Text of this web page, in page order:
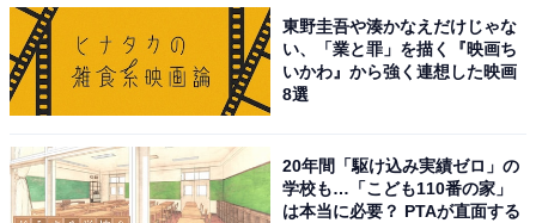
東野圭吾や湊かなえだけじゃな
い、「業と罪」を描く『映画ち
いかわ』から強く連想した映画
8選
20年間「駆け込み実績ゼロ」の
学校も…「こども110番の家」
は本当に必要？ PTAが直面する